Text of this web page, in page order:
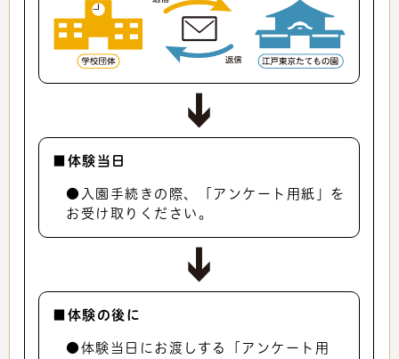
■体験当日
●入園手続きの際、「アンケート用紙」を
お受け取りください。
■体験の後に
●体験当日にお渡しする「アンケート用